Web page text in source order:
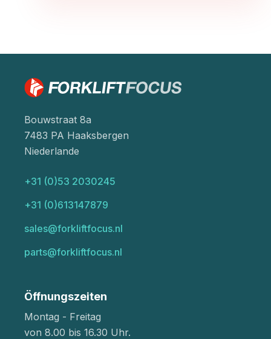
Bouwstraat 8a
7483 PA Haaksbergen
Niederlande
+31 (0)53 2030245
+31 (0)613147879
sales@forkliftfocus.nl
parts@forkliftfocus.nl
Öffnungszeiten
Montag - Freitag
von 8.00 bis 16.30 Uhr.